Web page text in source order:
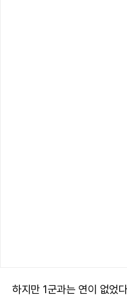
하지만 1군과는 연이 없었